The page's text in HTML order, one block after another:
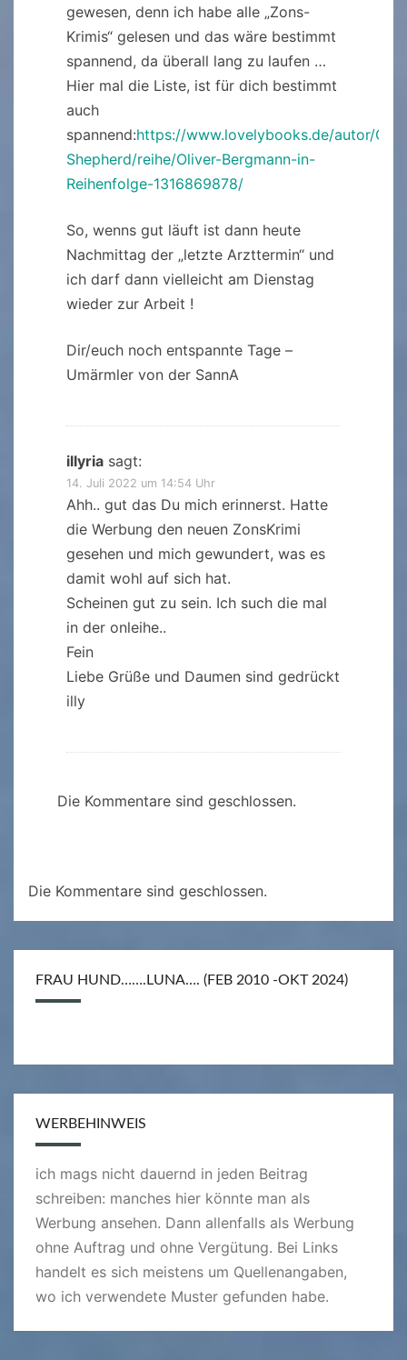
gewesen, denn ich habe alle „Zons-
Krimis“ gelesen und das wäre bestimmt
spannend, da überall lang zu laufen …
Hier mal die Liste, ist für dich bestimmt
auch
spannend:https://www.lovelybooks.de/autor/
Shepherd/reihe/Oliver-Bergmann-in-
Reihenfolge-1316869878/
So, wenns gut läuft ist dann heute
Nachmittag der „letzte Arzttermin“ und
ich darf dann vielleicht am Dienstag
wieder zur Arbeit !
Dir/euch noch entspannte Tage –
Umärmler von der SannA
illyria sagt:
14. Juli 2022 um 14:54 Uhr
Ahh.. gut das Du mich erinnerst. Hatte
die Werbung den neuen ZonsKrimi
gesehen und mich gewundert, was es
damit wohl auf sich hat.
Scheinen gut zu sein. Ich such die mal
in der onleihe..
Fein
Liebe Grüße und Daumen sind gedrückt
illy
Die Kommentare sind geschlossen.
Die Kommentare sind geschlossen.
FRAU HUND…….LUNA…. (FEB 2010 -OKT 2024)
WERBEHINWEIS
ich mags nicht dauernd in jeden Beitrag
schreiben: manches hier könnte man als
Werbung ansehen. Dann allenfalls als Werbung
ohne Auftrag und ohne Vergütung. Bei Links
handelt es sich meistens um Quellenangaben,
wo ich verwendete Muster gefunden habe.